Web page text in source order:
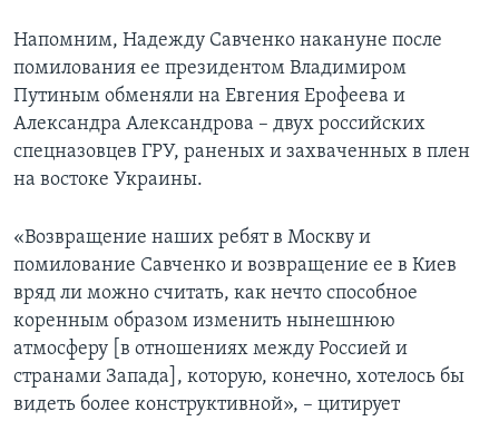
Напомним, Надежду Савченко накануне после
помилования ее президентом Владимиром
Путиным обменяли на Евгения Ерофеева и
Александра Александрова – двух российских
спецназовцев ГРУ, раненых и захваченных в плен
на востоке Украины.
«Возвращение наших ребят в Москву и
помилование Савченко и возвращение ее в Киев
вряд ли можно считать, как нечто способное
коренным образом изменить нынешнюю
атмосферу [в отношениях между Россией и
странами Запада], которую, конечно, хотелось бы
видеть более конструктивной», – цитирует